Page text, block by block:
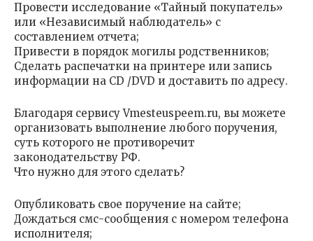
Провести исследование «Тайный покупатель»
или «Независимый наблюдатель» с
составлением отчета;
Привести в порядок могилы родственников;
Сделать распечатки на принтере или запись
информации на CD /DVD и доставить по адресу.
Благодаря сервису Vmesteuspeem.ru, вы можете
организовать выполнение любого поручения,
суть которого не противоречит
законодательству РФ.
Что нужно для этого сделать?
Опубликовать свое поручение на сайте;
Дождаться смс-сообщения с номером телефона
исполнителя;